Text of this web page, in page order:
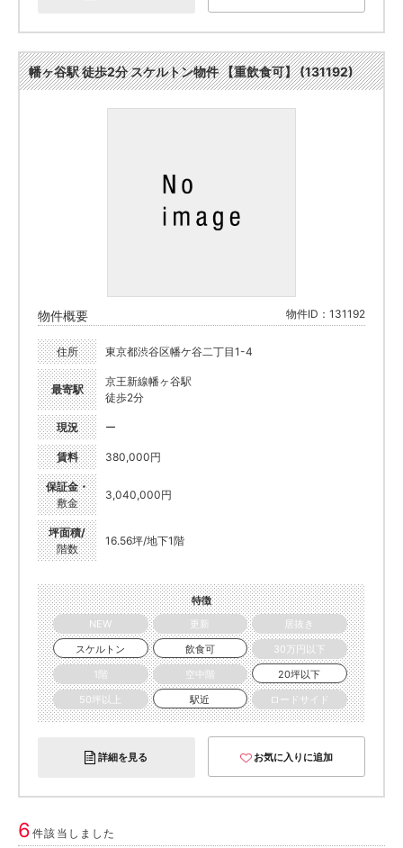
幡ヶ谷駅 徒歩2分 スケルトン物件 【重飲食可】 (131192)
物件概要 物件ID：131192
住所 東京都渋谷区幡ケ谷二丁目1-4
最寄駅
京王新線幡ヶ谷駅
徒歩2分
現況 ー
賃料 380,000円
保証金・
敷金
3,040,000円
坪面積/
階数
16.56坪/地下1階
特徴
NEW
更新
居抜き
スケルトン
飲食可
30万円以下
1階
空中階
20坪以下
50坪以上
駅近 ロードサイド
詳細を見る お気に入りに追加
6件該当しました